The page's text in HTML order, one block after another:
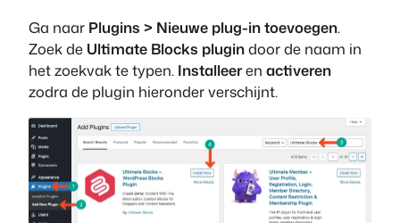
Ga naar Plugins > Nieuwe plug-in toevoegen.
Zoek de Ultimate Blocks plugindoor de naam in
het zoekvak te typen. Installeeren activeren
zodra de plugin hieronder verschijnt.